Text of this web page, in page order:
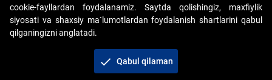
Copyright © 2017-2026. "Elektron onlayn-auksionlarni
tashkil etish" AJ. Barcha huquqlar himoyalangan
cookie-fayllardan foydalanamiz. Saytda qolishingiz, maxfiylik
siyosati va shaxsiy ma`lumotlardan foydalanish shartlarini qabul
qilganingizni anglatadi.
check Qabul qilaman